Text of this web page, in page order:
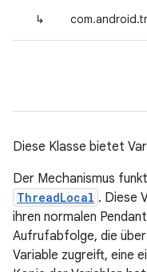
↳
Diese Klasse bietet
Der Mechanismus
ThreadLocal . Diese
ihren normalen
Aufrufabfolge, die
Variable zugreift, eine